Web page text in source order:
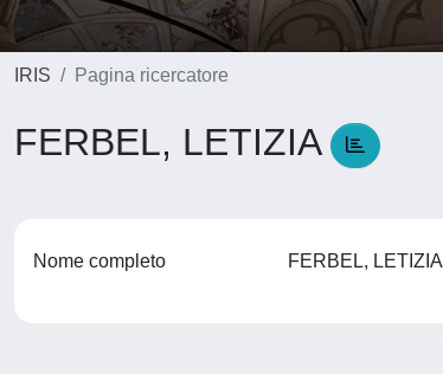
IRIS Pagina ricercatore
FERBEL, LETIZIA
Nome completo FERBEL, LETIZIA